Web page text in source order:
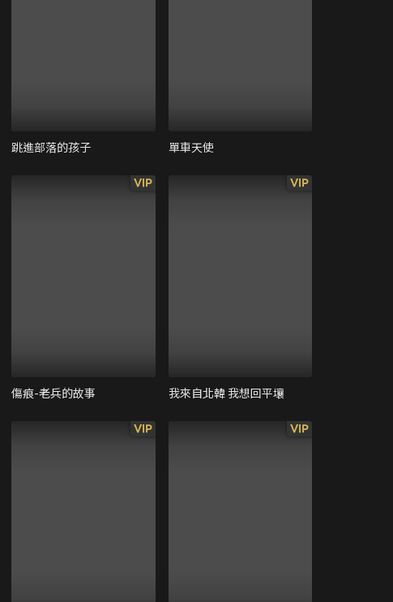
跳進部落的孩子 單車天使
VIP
傷痕-老兵的故事
VIP
我來自北韓 我想回平壤
VIP VIP